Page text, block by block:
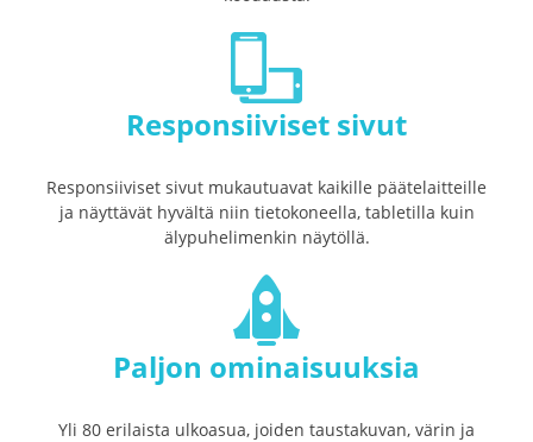
Responsiiviset sivut
Responsiiviset sivut mukautuavat kaikille päätelaitteille
ja näyttävät hyvältä niin tietokoneella, tabletilla kuin
älypuhelimenkin näytöllä.
Paljon ominaisuuksia
Yli 80 erilaista ulkoasua, joiden taustakuvan, värin ja